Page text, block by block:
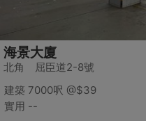
海景大廈
北角 屈臣道2-8號
建築 7000呎 @$39
實用 --